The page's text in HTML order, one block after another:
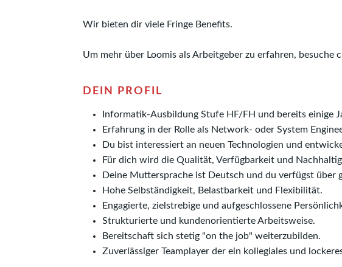
​​​​​​​Wir bieten dir viele Fringe Benefits.
Um mehr über Loomis als Arbeitgeber zu erfahren,
DEIN PROFIL
Informatik-Ausbildung Stufe HF/FH und bereits einige
Erfahrung in der Rolle als Network- oder System
Du bist interessiert an neuen Technologien und
Für dich wird die Qualität, Verfügbarkeit und
Deine Muttersprache ist Deutsch und du verfügst über
Hohe Selbständigkeit, Belastbarkeit und Flexibilität.
Engagierte, zielstrebige und aufgeschlossene
Strukturierte und kundenorientierte Arbeitsweise.
Bereitschaft sich stetig "on the job" weiterzubilden.
Zuverlässiger Teamplayer der ein kollegiales und